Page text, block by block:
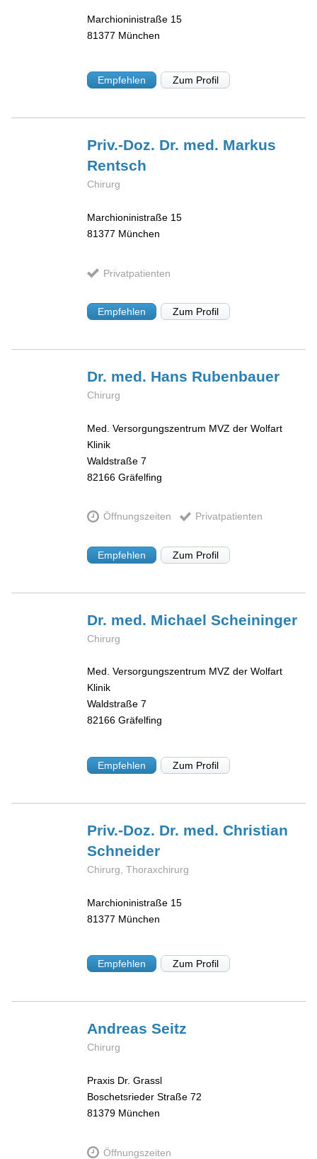
Marchioninistraße 15
81377 München
Empfehlen Zum Profil
Priv.-Doz. Dr. med. Markus
Rentsch
Chirurg
Marchioninistraße 15
81377 München
Privatpatienten
Empfehlen Zum Profil
Dr. med. Hans Rubenbauer
Chirurg
Med. Versorgungszentrum MVZ der Wolfart
Klinik
Waldstraße 7
82166 Gräfelfing
Öffnungszeiten Privatpatienten
Empfehlen Zum Profil
Dr. med. MichaelScheininger
Chirurg
Med. Versorgungszentrum MVZ der Wolfart
Klinik
Waldstraße 7
82166 Gräfelfing
Empfehlen Zum Profil
Priv.-Doz. Dr. med. Christian
Schneider
Chirurg, Thoraxchirurg
Marchioninistraße 15
81377 München
Empfehlen Zum Profil
AndreasSeitz
Chirurg
Praxis Dr. Grassl
Boschetsrieder Straße 72
81379 München
Öffnungszeiten